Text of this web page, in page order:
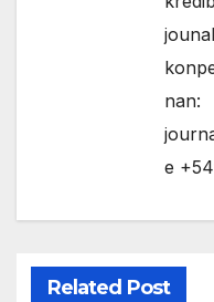
nan:
e
Related Post